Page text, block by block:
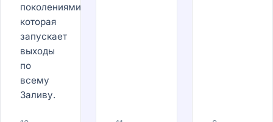
поколениями,
которая
запускает
выходы
по
всему
Заливу.